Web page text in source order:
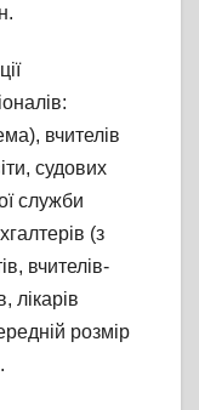
вчителів
судових
служби
(з
вчителів-
лікарів
розмір